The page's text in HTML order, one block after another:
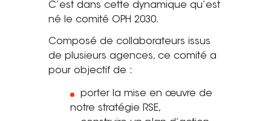
Contact
Recrutement
C’est dans cette dynamique qu’est
né le comité OPH 2030.
Composé de collaborateurs issus
de plusieurs agences, ce comité a
pour objectif de :
porter la mise en œuvre de
notre stratégie RSE,